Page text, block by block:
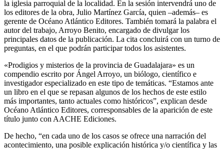
la iglesia parroquial de la localidad. En la sesión intervendrá uno de
los editores de la obra, Julio Martínez García, quien –además– es
gerente de Océano Atlántico Editores. También tomará la palabra el
autor del trabajo, Arroyo Benito, encargado de divulgar los
principales datos de la publicación. La cita concluirá con un turno de
preguntas, en el que podrán participar todos los asistentes.
«Prodigios y misterios de la provincia de Guadalajara» es un
compendio escrito por Ángel Arroyo, un biólogo, científico e
investigador especializado en este tipo de temáticas. “Estamos ante
un libro en el que se repasan algunos de los hechos de este estilo
más importantes, tanto actuales como históricos”, explican desde
Océano Atlántico Editores, corresponsables de la aparición de este
título junto con AACHE Ediciones.
De hecho, “en cada uno de los casos se ofrece una narración del
acontecimiento, una posible explicación histórica y/o científica y las